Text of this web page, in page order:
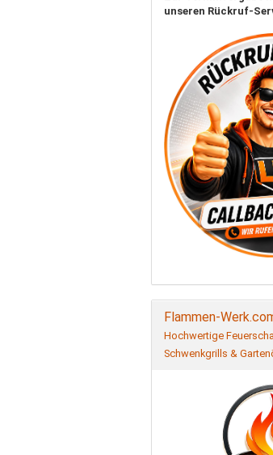
unseren Rückruf-
Flammen-
Hochwertige
Schwenkgrills &